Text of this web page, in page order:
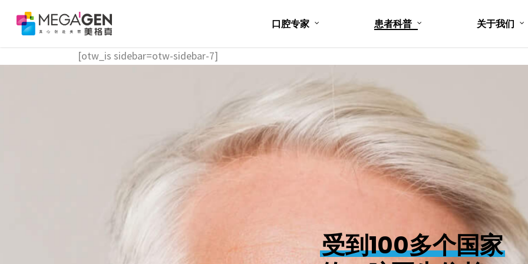
口腔专家 患者科普 关于我们
[otw_is sidebar=otw-sidebar-7]
受到100多个国家